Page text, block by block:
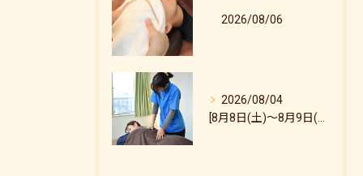
2026/08/06
2026/08/04